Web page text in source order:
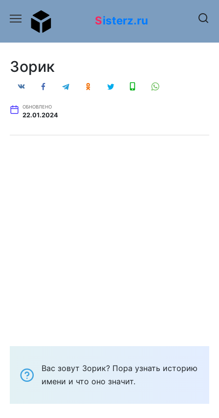
содержанию
Sisterz.ru
Зорик
ОБНОВЛЕНО
22.01.2024
Вас зовут Зорик? Пора узнать историю
имени и что оно значит.